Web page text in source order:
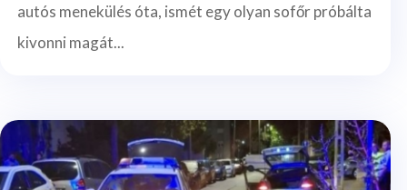
autós menekülés óta, ismét egy olyan sofőr próbálta
kivonni magát...